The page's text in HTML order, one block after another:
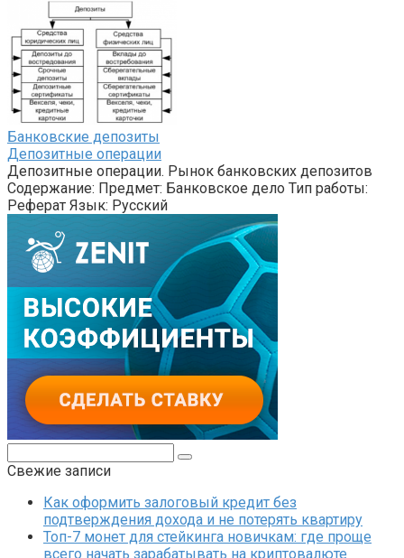
Банковские депозиты
Депозитные операции
Депозитные операции. Рынок банковских депозитов
Содержание: Предмет: Банковское дело Тип работы:
Реферат Язык: Русский
Свежие записи
Как оформить залоговый кредит без
подтверждения дохода и не потерять квартиру
Топ-7 монет для стейкинга новичкам: где проще
всего начать зарабатывать на криптовалюте